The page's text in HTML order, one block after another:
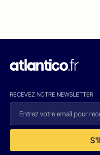
RECEVEZ NOTRE NEWSLETTER